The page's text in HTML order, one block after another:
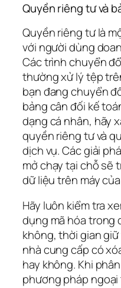
Quyền riêng tư và
Quyền riêng tư là
với người dùng
Các trình chuyển
thường xử lý tệp
bạn đang chuyển
bảng cân đối kế
dạng cá nhân, hãy
quyền riêng tư và
dịch vụ. Các giải
mở chạy tại chỗ sẽ
dữ liệu trên máy
Hãy luôn kiểm tra
dụng mã hóa trong
không, thời gian
nhà cung cấp có
hay không. Khi
phương pháp